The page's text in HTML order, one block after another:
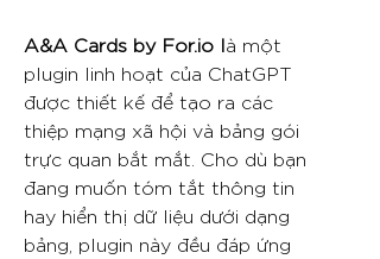
A&A Cards by For.io là một
plugin linh hoạt của ChatGPT
được thiết kế để tạo ra các
thiệp mạng xã hội và bảng gói
trực quan bắt mắt. Cho dù bạn
đang muốn tóm tắt thông tin
hay hiển thị dữ liệu dưới dạng
bảng, plugin này đều đáp ứng